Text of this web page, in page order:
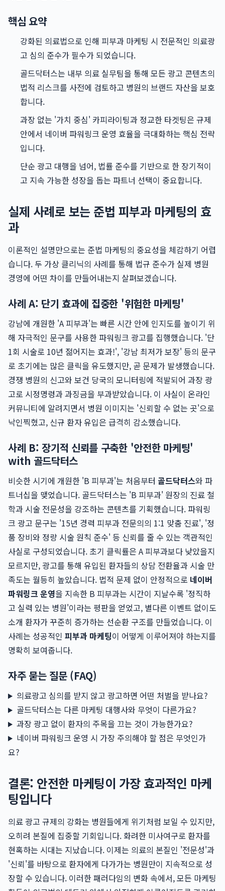
핵심 요약
강화된 의료법으로 인해 피부과 마케팅 시 전문적인 의료광
고 심의 준수가 필수가 되었습니다.
골드닥터스는 내부 의료 실무팀을 통해 모든 광고 콘텐츠의
법적 리스크를 사전에 검토하고 병원의 브랜드 자산을 보호
합니다.
과장 없는 '가치 중심' 카피라이팅과 정교한 타겟팅은 규제
안에서 네이버 파워링크 운영 효율을 극대화하는 핵심 전략
입니다.
단순 광고 대행을 넘어, 법률 준수를 기반으로 한 장기적이
고 지속 가능한 성장을 돕는 파트너 선택이 중요합니다.
실제 사례로 보는 준법 피부과 마케팅의 효
과
이론적인 설명만으로는 준법 마케팅의 중요성을 체감하기 어렵
습니다. 두 가상 클리닉의 사례를 통해 법규 준수가 실제 병원
경영에 어떤 차이를 만들어내는지 살펴보겠습니다.
사례 A: 단기 효과에 집중한 '위험한 마케팅'
강남에 개원한 'A 피부과'는 빠른 시간 안에 인지도를 높이기 위
해 자극적인 문구를 사용한 파워링크 광고를 집행했습니다. '단
1회 시술로 10년 젊어지는 효과!', '강남 최저가 보장' 등의 문구
로 초기에는 많은 클릭을 유도했지만, 곧 문제가 발생했습니다.
경쟁 병원의 신고와 보건 당국의 모니터링에 적발되어 과장 광
고로 시정명령과 과징금을 부과받았습니다. 이 사실이 온라인
커뮤니티에 알려지면서 병원 이미지는 '신뢰할 수 없는 곳'으로
낙인찍혔고, 신규 환자 유입은 급격히 감소했습니다.
사례 B: 장기적 신뢰를 구축한 '안전한 마케팅'
with 골드닥터스
비슷한 시기에 개원한 'B 피부과'는 처음부터 골드닥터스와 파
트너십을 맺었습니다. 골드닥터스는 'B 피부과' 원장의 진료 철
학과 시술 전문성을 강조하는 콘텐츠를 기획했습니다. 파워링
크 광고 문구는 '15년 경력 피부과 전문의의 1:1 맞춤 진료', '정
품 장비와 정량 시술 원칙 준수' 등 신뢰를 줄 수 있는 객관적인
사실로 구성되었습니다. 초기 클릭률은 A 피부과보다 낮았을지
모르지만, 광고를 통해 유입된 환자들의 상담 전환율과 시술 만
족도는 월등히 높았습니다. 법적 문제 없이 안정적으로 네이버
파워링크 운영을 지속한 B 피부과는 시간이 지날수록 '정직하
고 실력 있는 병원'이라는 평판을 얻었고, 별다른 이벤트 없이도
소개 환자가 꾸준히 증가하는 선순환 구조를 만들었습니다. 이
사례는 성공적인 피부과 마케팅이 어떻게 이루어져야 하는지를
명확히 보여줍니다.
자주 묻는 질문 (FAQ)
의료광고 심의를 받지 않고 광고하면 어떤 처벌을 받나요?
골드닥터스는 다른 마케팅 대행사와 무엇이 다른가요?
과장 광고 없이 환자의 주목을 끄는 것이 가능한가요?
네이버 파워링크 운영 시 가장 주의해야 할 점은 무엇인가
요?
결론: 안전한 마케팅이 가장 효과적인 마케
팅입니다
의료 광고 규제의 강화는 병원들에게 위기처럼 보일 수 있지만,
오히려 본질에 집중할 기회입니다. 화려한 미사여구로 환자를
현혹하는 시대는 지났습니다. 이제는 의료의 본질인 '전문성'과
'신뢰'를 바탕으로 환자에게 다가가는 병원만이 지속적으로 성
장할 수 있습니다. 이러한 패러다임의 변화 속에서, 모든 마케팅